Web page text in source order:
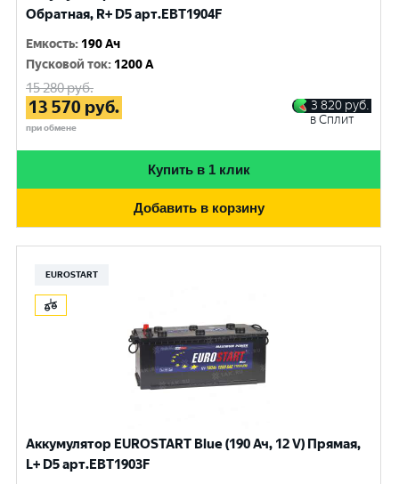
Обратная, R+ D5 арт.EBT1904F
Емкость: 190 Ач
Пусковой ток: 1200 A
15 280руб.
13 570 руб.
при обмене
3 820 руб.
в Сплит
Купить в 1 клик
Добавить в корзину
EUROSTART
Аккумулятор EUROSTART Blue (190 Ач, 12 V) Прямая,
L+ D5 арт.EBT1903F